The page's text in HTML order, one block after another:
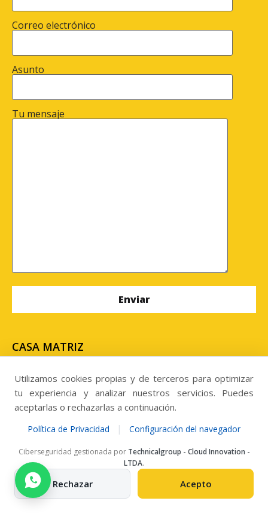
Correo electrónico
Asunto
Tu mensaje
CASA MATRIZ
N° 302, Antofagasta. Chile
SUCURSAL
Panamericana Norte 3604, Kilometro 813,
Megacentro, Copiapó. Chile.
Llamanos al
Telefono: +56 957284303
Utilizamos cookies propias y de terceros para optimizar
tu experiencia y analizar nuestros servicios. Puedes
aceptarlas o rechazarlas a continuación.
Política de Privacidad | Configuración del navegador
Ciberseguridad gestionada por Technicalgroup - Cloud Innovation -
LTDA.
Rechazar Acepto